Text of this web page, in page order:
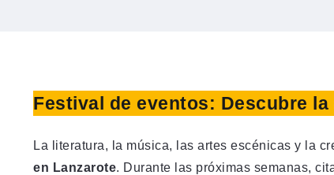
Festival de eventos: Descubre
La literatura, la música, las artes escénicas y la
en Lanzarote. Durante las próximas semanas,